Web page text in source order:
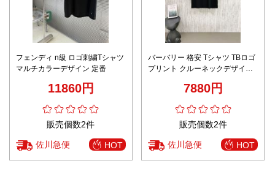
フェンディ n級 ロゴ刺繍Tシャツ
マルチカラーデザイン 定番
11860円
販売個数2件
佐川急便 HOT
バーバリー 格安 Tシャツ TBロゴ
プリント クルーネックデザイン
7880円
販売個数2件
佐川急便 HOT